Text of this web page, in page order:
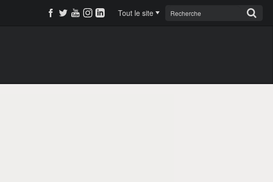
Tout le site